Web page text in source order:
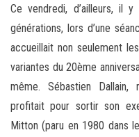
Ce vendredi, d’ailleurs, il
générations, lors d’une
accueillait non seulement
variantes du 20ème
même. Sébastien Dallain,
profitait pour sortir son
Mitton (paru en 1980 dans